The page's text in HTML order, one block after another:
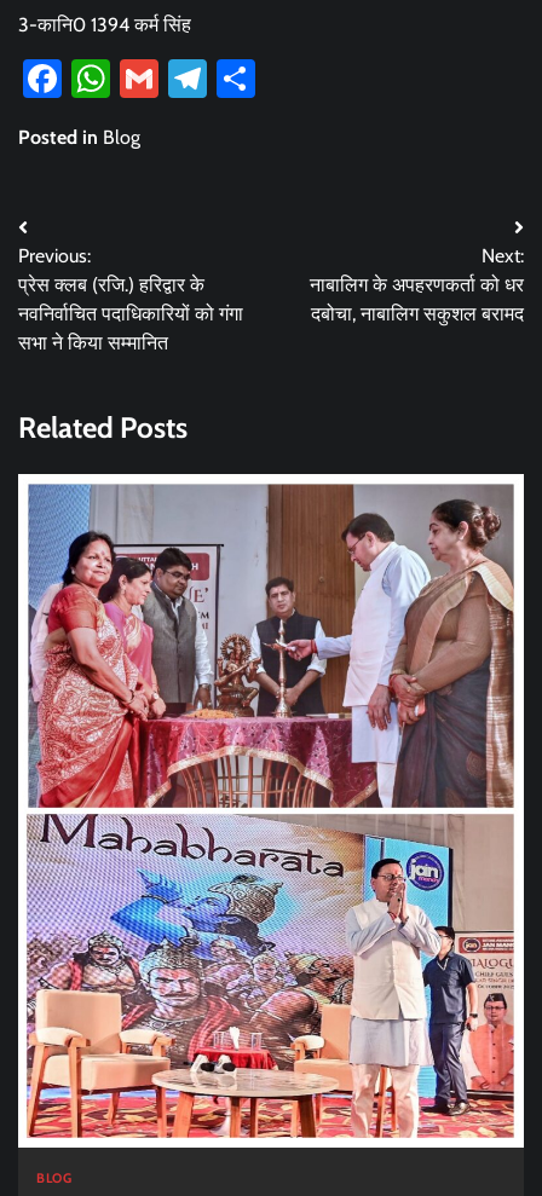
3-कानि0 1394 कर्म सिंह
Facebook
WhatsApp
GmailTelegram
Posted in Blog
Post
navigation
Previous:
प्रेस क्लब (रजि.) हरिद्वार के
नवनिर्वाचित पदाधिकारियों को गंगा
सभा ने किया सम्मानित
Next:
नाबालिग के अपहरणकर्ता को धर
दबोचा, नाबालिग सकुशल बरामद
Related Posts
BLOG